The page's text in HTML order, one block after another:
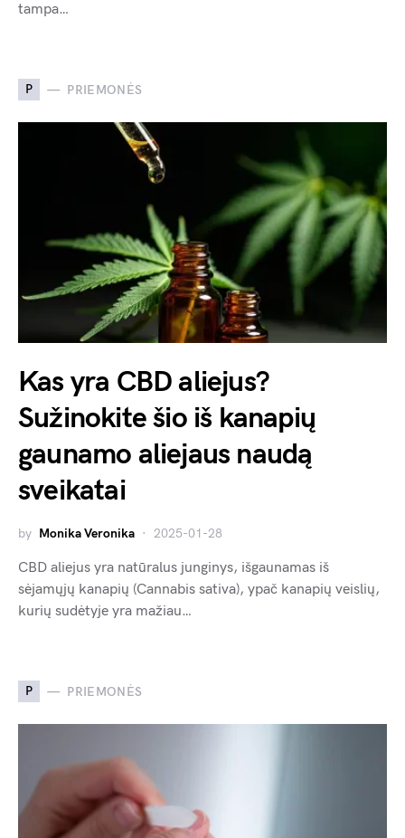
tampa…
P PRIEMONĖS
Kas yra CBD aliejus?
Sužinokite šio iš kanapių
gaunamo aliejaus naudą
sveikatai
by Monika Veronika 2025-01-28
CBD aliejus yra natūralus junginys, išgaunamas iš
sėjamųjų kanapių (Cannabis sativa), ypač kanapių veislių,
kurių sudėtyje yra mažiau…
P PRIEMONĖS